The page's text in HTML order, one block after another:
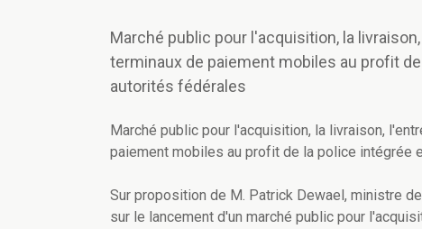
Marché public pour l'acquisition, la
terminaux de paiement mobiles au profit
autorités fédérales
Marché public pour l'acquisition, la livraison,
paiement mobiles au profit de la police
Sur proposition de M. Patrick Dewael, ministre
sur le lancement d'un marché public pour